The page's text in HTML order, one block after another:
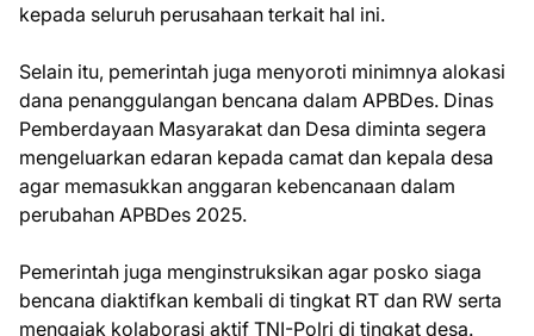
kepada seluruh perusahaan terkait hal ini.
Selain itu, pemerintah juga menyoroti minimnya alokasi
dana penanggulangan bencana dalam APBDes. Dinas
Pemberdayaan Masyarakat dan Desa diminta segera
mengeluarkan edaran kepada camat dan kepala desa
agar memasukkan anggaran kebencanaan dalam
perubahan APBDes 2025.
Pemerintah juga menginstruksikan agar posko siaga
bencana diaktifkan kembali di tingkat RT dan RW serta
mengajak kolaborasi aktif TNI-Polri di tingkat desa.